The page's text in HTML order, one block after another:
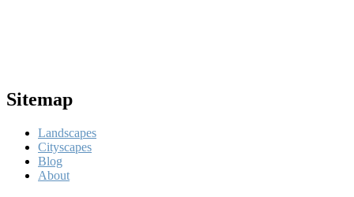
Sitemap
Landscapes
Cityscapes
Blog
About